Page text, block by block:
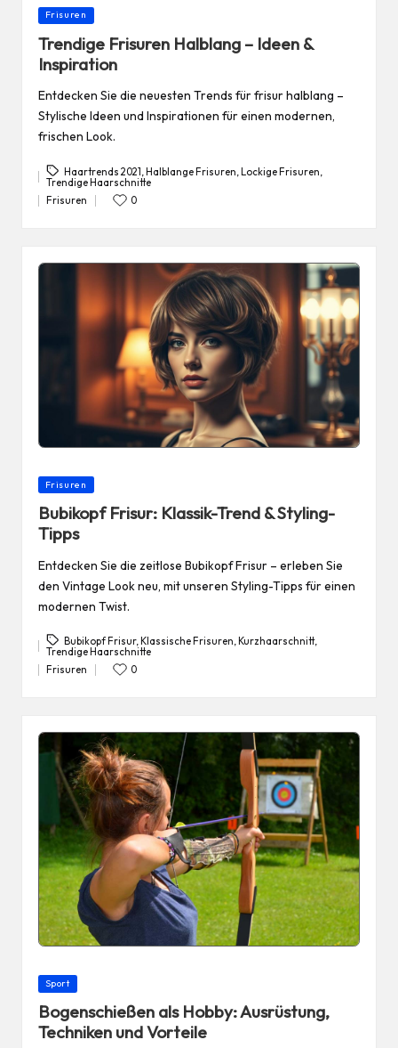
Posted
Frisuren
Trendige Frisuren Halblang – Ideen &
Inspiration
Entdecken Sie die neuesten Trends für frisur halblang –
Stylische Ideen und Inspirationen für einen modernen,
frischen Look.
Tags:
Haartrends 2021 ,Halblange Frisuren ,Lockige Frisuren
Trendige Haarschnitte
Posted
Frisuren 0
Posted
Frisuren
Bubikopf Frisur: Klassik-Trend & Styling-
Tipps
Entdecken Sie die zeitlose Bubikopf Frisur – erleben Sie
den Vintage Look neu, mit unseren Styling-Tipps für einen
modernen Twist.
Tags:
Bubikopf Frisur,Klassische Frisuren ,Kurzhaarschnitt,
Trendige Haarschnitte
Posted
Frisuren 0
Posted
Sport
Bogenschießen als Hobby: Ausrüstung,
Techniken und Vorteile